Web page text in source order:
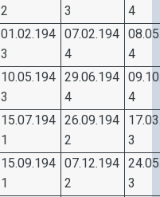
2
3
4
01.02.194
3
07.02.194
4
08.0
4
10.05.194
3
29.06.194
4
0
4
15.07.194
1
26.09.194
2
17.0
3
15.09.194
1
07.12.194
2
24.0
3